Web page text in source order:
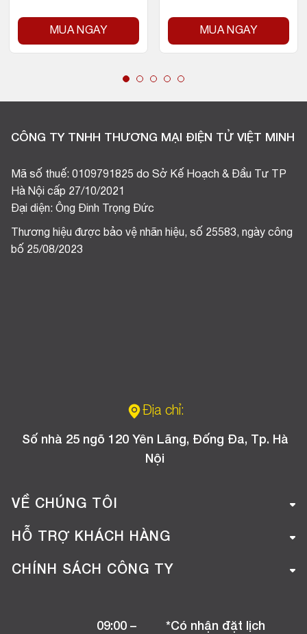
MUA NGAY MUA NGAY
CÔNG TY TNHH THƯƠNG MẠI ĐIỆN TỬ VIỆT MINH
Mã số thuế: 0109791825 do Sở Kế Hoạch & Đầu Tư TP
Hà Nội cấp 27/10/2021
Đại diện: Ông Đinh Trọng Đức
Thương hiệu được bảo vệ nhãn hiệu, số 25583, ngày công
bố 25/08/2023
Địa chỉ:
Số nhà 25 ngõ 120 Yên Lãng, Đống Đa, Tp. Hà
Nội
VỀ CHÚNG TÔI
Giới thiệu công ty
Tuyển dụng
HỖ TRỢ KHÁCH HÀNG
Hướng dẫn mua hàng online
Chương trình khuyến mãi
CHÍNH SÁCH CÔNG TY
Chính sách bảo hành09:00 – *Có nhận đặt lịch